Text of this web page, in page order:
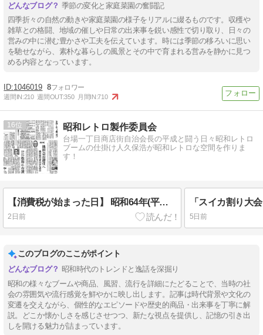
季節の変化と家庭菜園の奮闘記
四季折々の自然の動きや家庭菜園の様子をリアルに綴るものです。収穫や
雑草との格闘、地域の催しや日常の出来事を鋭い感性で切り取り、日々の
営みの中に潜む豊かさや工夫を伝えています。時には季節の移ろいに思い
を馳せながら、素朴な暮らしの風景とその中で育まれる営みを静かに見つ
める内容となっています。
1046019 8
週間IN:210 週間OUT:350 月間IN:710
16 昭和レトロ製作委員会
台場一丁目商店街自治会長の平成と闘う日々昭和レトロ
ブームの仕掛け人久保浩が昭和レトロな空間を作りま
す！
【消費税が始まった日】 昭和64年(平成元年)
2日前
「スイカ割り大
5日前
このブログのここがポイント
昭和時代のトレンドと逸話を深掘り
昭和の様々なブームや商品、風習、流行を詳細にたどることで、当時の社
会の雰囲気や流行感覚を鮮やかに映し出します。記事は時代背景や文化の
変遷を交えながら、個性的なエピソードや歴史的商品・出来事を丁寧に解
説。どこか懐かしさを感じさせつつ、新たな視点を提供し、記憶の引き出
しを開ける魅力が詰まっています。